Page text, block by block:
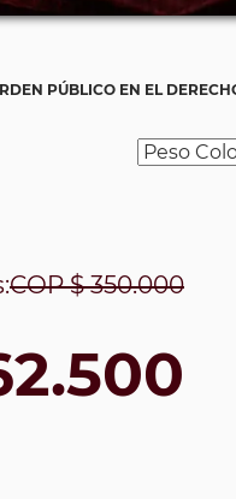
PÚBLICO EN EL
COP$ 350.000